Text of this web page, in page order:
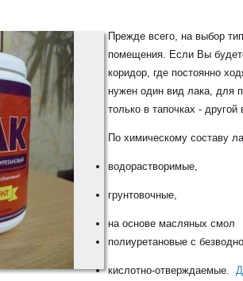
Прежде всего, на выбор
помещения. Если Вы
коридор, где постоянно
нужен один вид лака, для
только в тапочках - другой
По химическому составу
водорастворимые,
грунтовочные,
на основе масляных смол
полиуретановые с
кислотно-отверждаемые.